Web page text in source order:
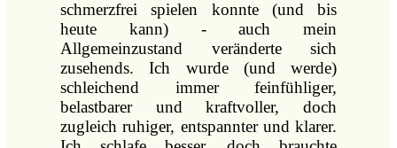
schmerzfrei spielen konnte (und bis
heute kann) - auch mein
Allgemeinzustand veränderte sich
zusehends. Ich wurde (und werde)
schleichend immer feinfühliger,
belastbarer und kraftvoller, doch
zugleich ruhiger, entspannter und klarer.